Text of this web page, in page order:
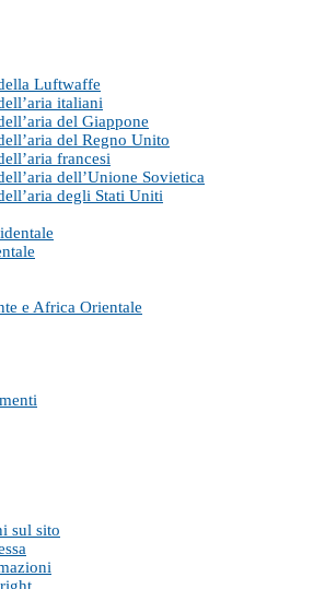
Luftwaffe
italiani
del Giappone
del Regno Unito
francesi
dell’Unione Sovietica
degli Stati Uniti
e Africa Orientale
sul sito